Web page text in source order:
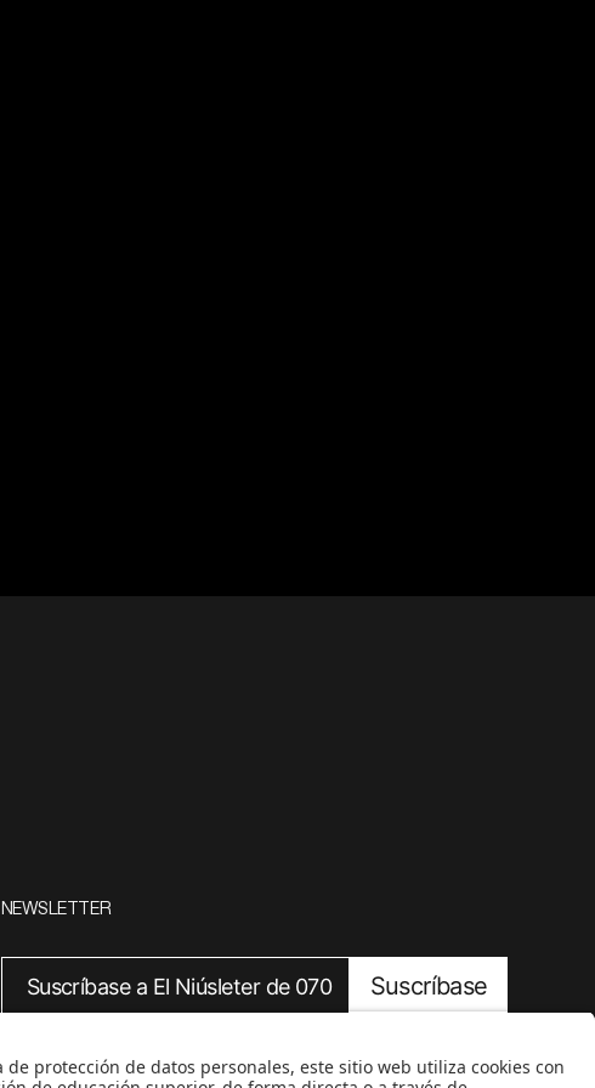
NEWSLETTER
Suscríbase